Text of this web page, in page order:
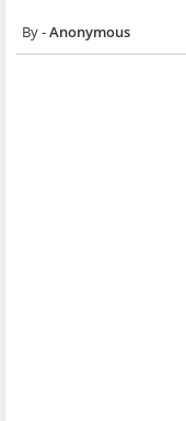
Anonymous